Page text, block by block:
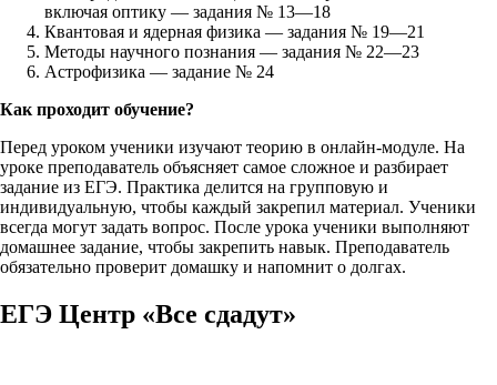
включая оптику — задания № 13—18
Квантовая и ядерная физика — задания № 19—21
Методы научного познания — задания № 22—23
Астрофизика — задание № 24
Как проходит обучение?
Перед уроком ученики изучают теорию в онлайн-модуле. На
уроке преподаватель объясняет самое сложное и разбирает
задание из ЕГЭ. Практика делится на групповую и
индивидуальную, чтобы каждый закрепил материал. Ученики
всегда могут задать вопрос. После урока ученики выполняют
домашнее задание, чтобы закрепить навык. Преподаватель
обязательно проверит домашку и напомнит о долгах.
ЕГЭ Центр «Все сдадут»